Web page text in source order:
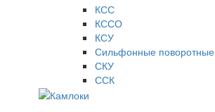
КСС
КССО
КСУ
Сильфонные поворотные
СКУ
ССК